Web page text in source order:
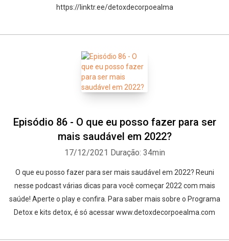
https://linktr.ee/detoxdecorpoealma
Episódio 86 - O que eu posso fazer para ser
mais saudável em 2022?
17/12/2021 Duração: 34min
O que eu posso fazer para ser mais saudável em 2022? Reuni
nesse podcast várias dicas para você começar 2022 com mais
saúde! Aperte o play e confira. Para saber mais sobre o Programa
Detox e kits detox, é só acessar www.detoxdecorpoealma.com